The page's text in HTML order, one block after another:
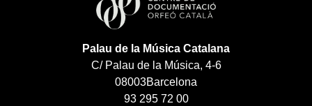
Palau de la Música Catalana
C/ Palau de la Música, 4-6
08003Barcelona
93 295 72 00